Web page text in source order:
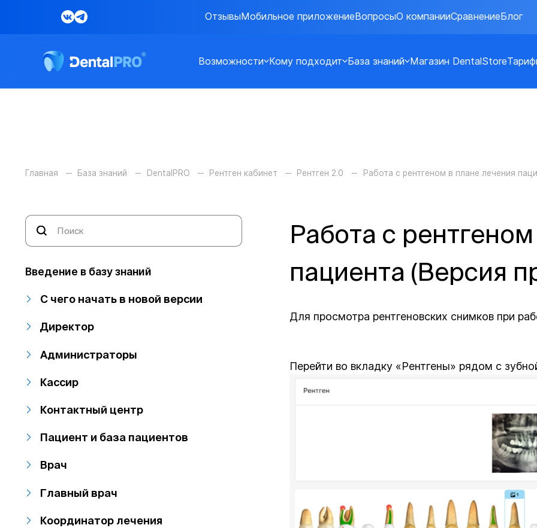
ОтзывыМобильное приложениеВопросыО компанииСравнениеБлог
Возможности Кому подходит База знаний Магазин DentalStore
Главная База знаний DentalPRO Рентген кабинет Рентген 2.0 Работа с рентгеном в плане лечения
Введение в базу знаний
С чего начать в новой версии
Директор
Администраторы
Кассир
Контактный центр
Пациент и база пациентов
Врач
Главный врач
Координатор лечения
Работа с
пациента (Версия
Для просмотра рентгеновских снимков при
Перейти во вкладку «Рентгены» рядом с